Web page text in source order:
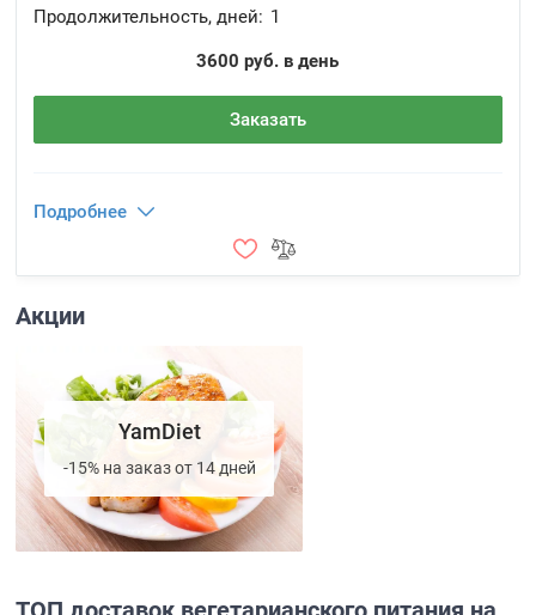
Продолжительность, дней: 1
3600 руб. в день
Заказать
Подробнее
Акции
YamDiet
-15% на заказ от 14 дней